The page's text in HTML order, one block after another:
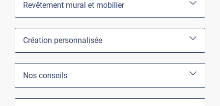
Revêtement mural et mobilier
Création personnalisée
Nos conseils